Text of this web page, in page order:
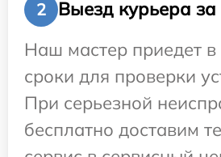
2
Выезд курьера за
Наш мастер приедет
сроки для проверки
При серьезной
бесплатно доставим